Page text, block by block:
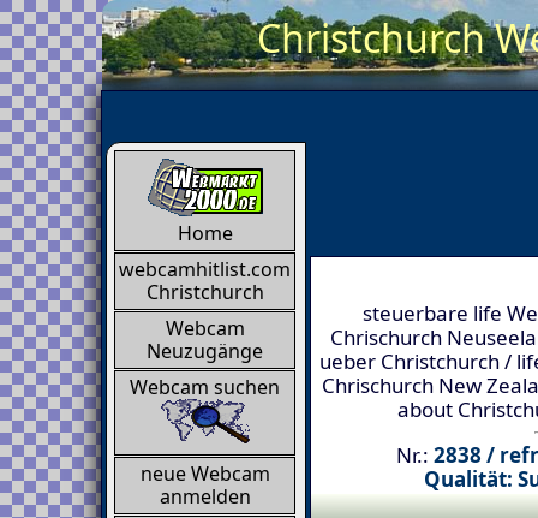
Christchurch
Home
webcamhitlist.com
Christchurch
Webcam
Neuzugänge
Webcam suchen
neue Webcam
anmelden
steuerbare life
Chrischurch
ueber Christchurch /
Chrischurch New
about
Nr.: 2838 /
Qualität: